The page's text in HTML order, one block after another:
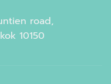
road,
10150